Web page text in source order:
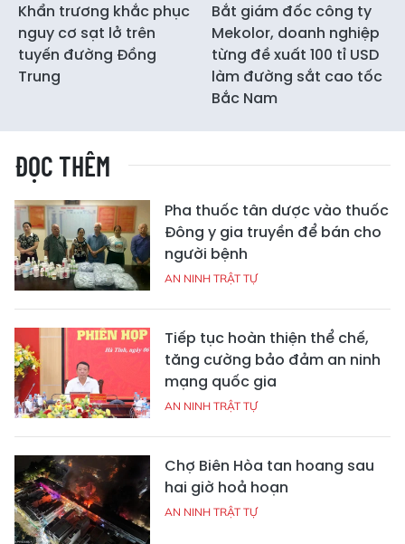
Khẩn trương khắc phục
nguy cơ sạt lở trên
tuyến đường Đồng
Trung
Bắt giám đốc công ty
Mekolor, doanh nghiệp
từng đề xuất 100 tỉ USD
làm đường sắt cao tốc
Bắc Nam
ĐỌC THÊM
Pha thuốc tân dược vào thuốc
Đông y gia truyền để bán cho
người bệnh
AN NINH TRẬT TỰ
Tiếp tục hoàn thiện thể chế,
tăng cường bảo đảm an ninh
mạng quốc gia
AN NINH TRẬT TỰ
Chợ Biên Hòa tan hoang sau
hai giờ hoả hoạn
AN NINH TRẬT TỰ